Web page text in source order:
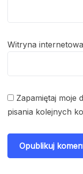
Witryna internetowa
Zapamiętaj moje
pisania kolejnych